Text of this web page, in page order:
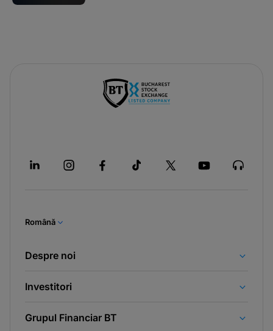
Română
Despre noi
Investitori
Grupul Financiar BT